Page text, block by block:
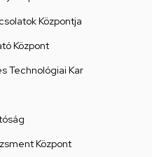
Központja
Központ
Technológiai Kar
Központ